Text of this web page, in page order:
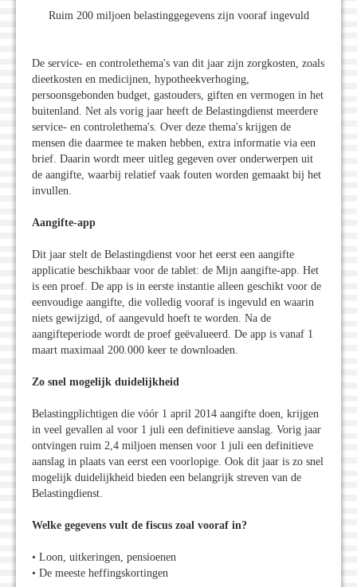
Ruim 200 miljoen belastinggegevens zijn vooraf ingevuld
De service- en controlethema's van dit jaar zijn zorgkosten, zoals
dieetkosten en medicijnen, hypotheekverhoging,
persoonsgebonden budget, gastouders, giften en vermogen in het
buitenland. Net als vorig jaar heeft de Belastingdienst meerdere
service- en controlethema's. Over deze thema's krijgen de
mensen die daarmee te maken hebben, extra informatie via een
brief. Daarin wordt meer uitleg gegeven over onderwerpen uit
de aangifte, waarbij relatief vaak fouten worden gemaakt bij het
invullen.
Aangifte-app
Dit jaar stelt de Belastingdienst voor het eerst een aangifte
applicatie beschikbaar voor de tablet: de Mijn aangifte-app. Het
is een proef. De app is in eerste instantie alleen geschikt voor de
eenvoudige aangifte, die volledig vooraf is ingevuld en waarin
niets gewijzigd, of aangevuld hoeft te worden. Na de
aangifteperiode wordt de proef geëvalueerd. De app is vanaf 1
maart maximaal 200.000 keer te downloaden.
Zo snel mogelijk duidelijkheid
Belastingplichtigen die vóór 1 april 2014 aangifte doen, krijgen
in veel gevallen al voor 1 juli een definitieve aanslag. Vorig jaar
ontvingen ruim 2,4 miljoen mensen voor 1 juli een definitieve
aanslag in plaats van eerst een voorlopige. Ook dit jaar is zo snel
mogelijk duidelijkheid bieden een belangrijk streven van de
Belastingdienst.
Welke gegevens vult de fiscus zoal vooraf in?
• Loon, uitkeringen, pensioenen
• De meeste heffingskortingen